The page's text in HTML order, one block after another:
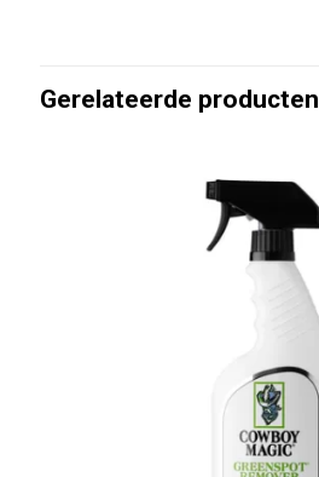
Gerelateerde producten